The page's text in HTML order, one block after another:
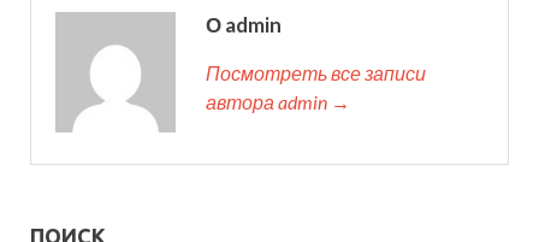
О admin
Посмотреть все записи
автора admin →
ПОИСК